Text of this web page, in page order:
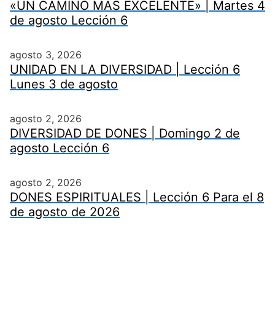
«UN CAMINO MÁS EXCELENTE» | Martes 4
de agosto Lección 6
agosto 3, 2026
UNIDAD EN LA DIVERSIDAD | Lección 6
Lunes 3 de agosto
agosto 2, 2026
DIVERSIDAD DE DONES | Domingo 2 de
agosto Lección 6
agosto 2, 2026
DONES ESPIRITUALES | Lección 6 Para el 8
de agosto de 2026